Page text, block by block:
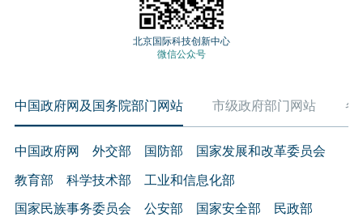
北京国际科技创新中心
微信公众号
中国政府网及国务院部门网站 市级政府部门网站 各
中国政府网 外交部 国防部 国家发展和改革委员会
教育部 科学技术部 工业和信息化部
国家民族事务委员会 公安部 国家安全部 民政部